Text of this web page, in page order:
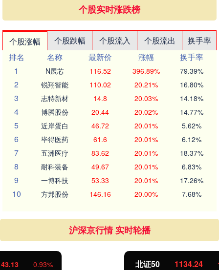
个股实时涨跌榜
个股涨幅 个股跌幅 个股流入 个股流出
换手率
排名
名称 最新价 涨幅
换手率
1
N展芯 116.52 396.89% 79.39%
2 锐翔智能 110.02 20.21% 16.80%
3 志特新材 14.8 20.03% 14.18%
4 博腾股份 20.44 20.02% 14.77%
5 近岸蛋白 46.72 20.01% 5.62%
6 毕得医药 61.6 20.01% 6.12%
7 五洲医疗 83.62 20.01% 18.37%
8 耐科装备 49.67 20.01% 6.83%
9 一博科技 53.33 20.01% 17.26%
10 方邦股份 146.16 20.00% 7.68%
沪深京行情 实时轮播
北证50 11.37 1.01%